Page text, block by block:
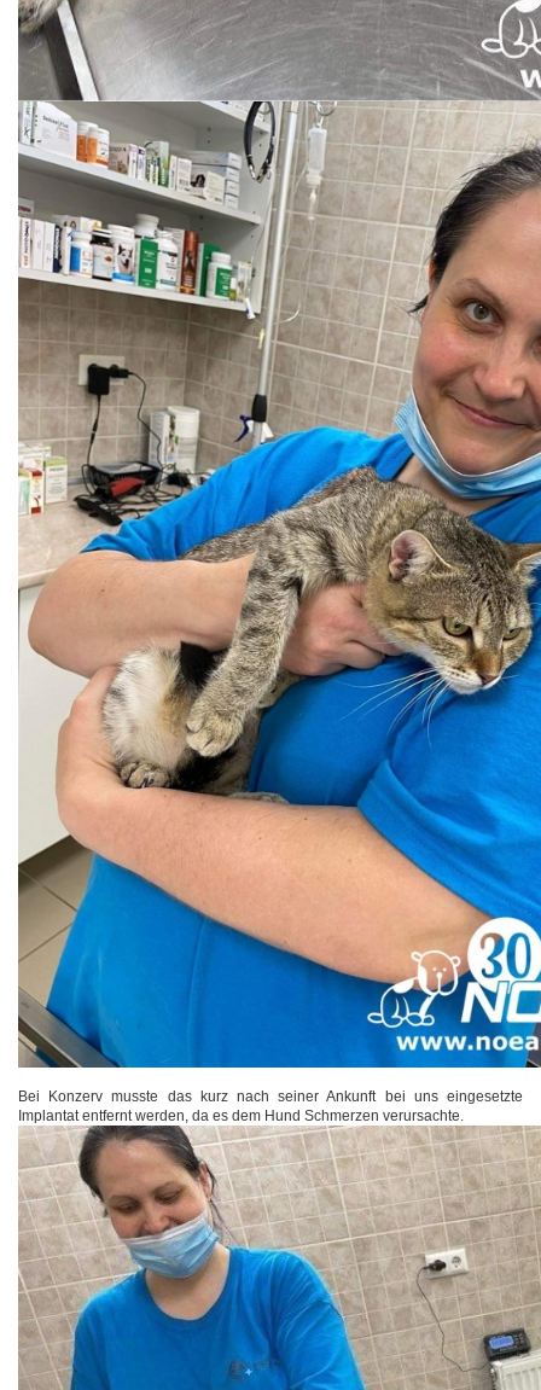
Bei Konzerv musste das kurz nach seiner Ankunft bei uns eingesetzte
Implantat entfernt werden, da es dem Hund Schmerzen verursachte.